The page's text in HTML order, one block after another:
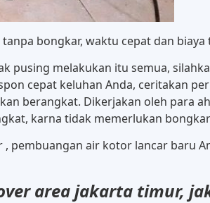
bongkar, waktu cepat dan
pusing melakukan itu semua,
cepat keluhan Anda, ceritakan
berangkat. Dikerjakan oleh para
karna tidak memerlukan
pembuangan air kotor lancar baru
area jakarta timur,